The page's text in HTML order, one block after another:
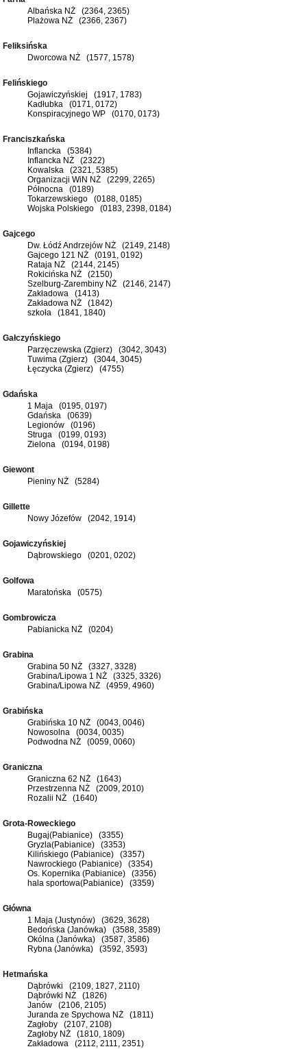
Albańska NŻ (2364, 2365)
Plażowa NŻ (2366, 2367)
Feliksińska
Dworcowa NŻ (1577, 1578)
Felińskiego
Gojawiczyńskiej (1917, 1783)
Kadłubka (0171, 0172)
Konspiracyjnego WP (0170, 0173)
Franciszkańska
Inflancka (5384)
Inflancka NŻ (2322)
Kowalska (2321, 5385)
Organizacji WiN NŻ (2299, 2265)
Północna (0189)
Tokarzewskiego (0188, 0185)
Wojska Polskiego (0183, 2398, 0184)
Gajcego
Dw. Łódź Andrzejów NŻ (2149, 2148)
Gajcego 121 NŻ (0191, 0192)
Rataja NŻ (2144, 2145)
Rokicińska NŻ (2150)
Szelburg-Zarembiny NŻ (2146, 2147)
Zakładowa (1413)
Zakładowa NŻ (1842)
szkoła (1841, 1840)
Gałczyńskiego
Parzęczewska (Zgierz) (3042, 3043)
Tuwima (Zgierz) (3044, 3045)
Łęczycka (Zgierz) (4755)
Gdańska
1 Maja (0195, 0197)
Gdańska (0639)
Legionów (0196)
Struga (0199, 0193)
Zielona (0194, 0198)
Giewont
Pieniny NŻ (5284)
Gillette
Nowy Józefów (2042, 1914)
Gojawiczyńskiej
Dąbrowskiego (0201, 0202)
Golfowa
Maratońska (0575)
Gombrowicza
Pabianicka NŻ (0204)
Grabina
Grabina 50 NŻ (3327, 3328)
Grabina/Lipowa 1 NŻ (3325, 3326)
Grabina/Lipowa NŻ (4959, 4960)
Grabińska
Grabińska 10 NŻ (0043, 0046)
Nowosolna (0034, 0035)
Podwodna NŻ (0059, 0060)
Graniczna
Graniczna 62 NŻ (1643)
Przestrzenna NŻ (2009, 2010)
Rozalii NŻ (1640)
Grota-Roweckiego
Bugaj(Pabianice) (3355)
Gryzla(Pabianice) (3353)
Kilińskiego (Pabianice) (3357)
Nawrockiego (Pabianice) (3354)
Os. Kopernika (Pabianice) (3356)
hala sportowa(Pabianice) (3359)
Główna
1 Maja (Justynów) (3629, 3628)
Bedońska (Janówka) (3588, 3589)
Okólna (Janówka) (3587, 3586)
Rybna (Janówka) (3592, 3593)
Hetmańska
Dąbrówki (2109, 1827, 2110)
Dąbrówki NŻ (1826)
Janów (2106, 2105)
Juranda ze Spychowa NŻ (1811)
Zagłoby (2107, 2108)
Zagłoby NŻ (1810, 1809)
Zakładowa (2112, 2111, 2351)